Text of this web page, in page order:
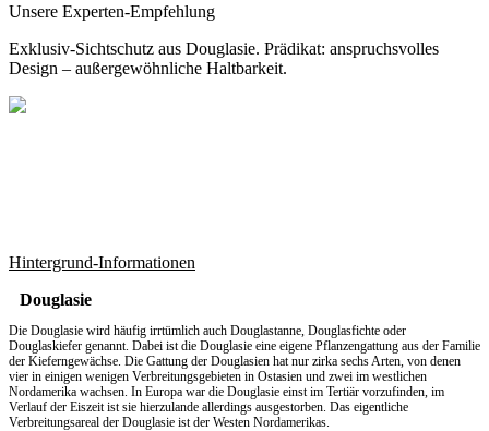
Unsere Experten-Empfehlung
Exklusiv-Sichtschutz aus Douglasie. Prädikat: anspruchsvolles
Design – außergewöhnliche Haltbarkeit.
Hintergrund-Informationen
Douglasie
Die Douglasie wird häufig irrtümlich auch Douglastanne, Douglasfichte oder
Douglaskiefer genannt. Dabei ist die Douglasie eine eigene Pflanzengattung aus der Familie
der Kieferngewächse. Die Gattung der Douglasien hat nur zirka sechs Arten, von denen
vier in einigen wenigen Verbreitungsgebieten in Ostasien und zwei im westlichen
Nordamerika wachsen. In Europa war die Douglasie einst im Tertiär vorzufinden, im
Verlauf der Eiszeit ist sie hierzulande allerdings ausgestorben. Das eigentliche
Verbreitungsareal der Douglasie ist der Westen Nordamerikas.